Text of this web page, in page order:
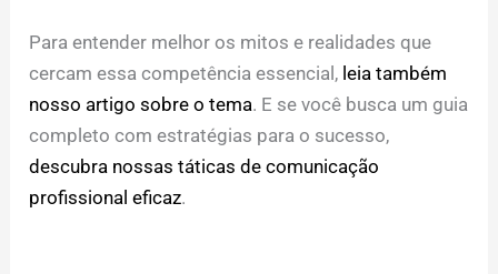
Para entender melhor os mitos e realidades que
cercam essa competência essencial, leia também
nosso artigo sobre o tema. E se você busca um guia
completo com estratégias para o sucesso,
descubra nossas táticas de comunicação
profissional eficaz.